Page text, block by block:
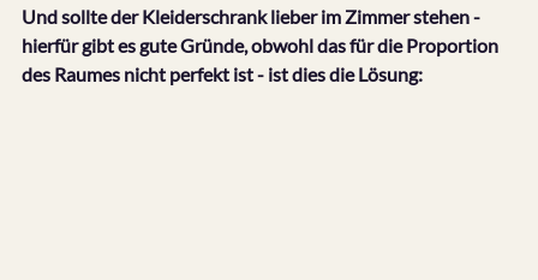
Und sollte der Kleiderschrank lieber im Zimmer stehen -
hierfür gibt es gute Gründe, obwohl das für die Proportion
des Raumes nicht perfekt ist - ist dies die Lösung: